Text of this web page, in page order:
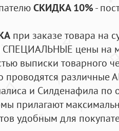
СКИДКА 10%-
при заказе товара на
СПЕЦИАЛЬНЫЕ цены на
выписки товарного
проводятся
и Силденафила по
прилагают
удобным для